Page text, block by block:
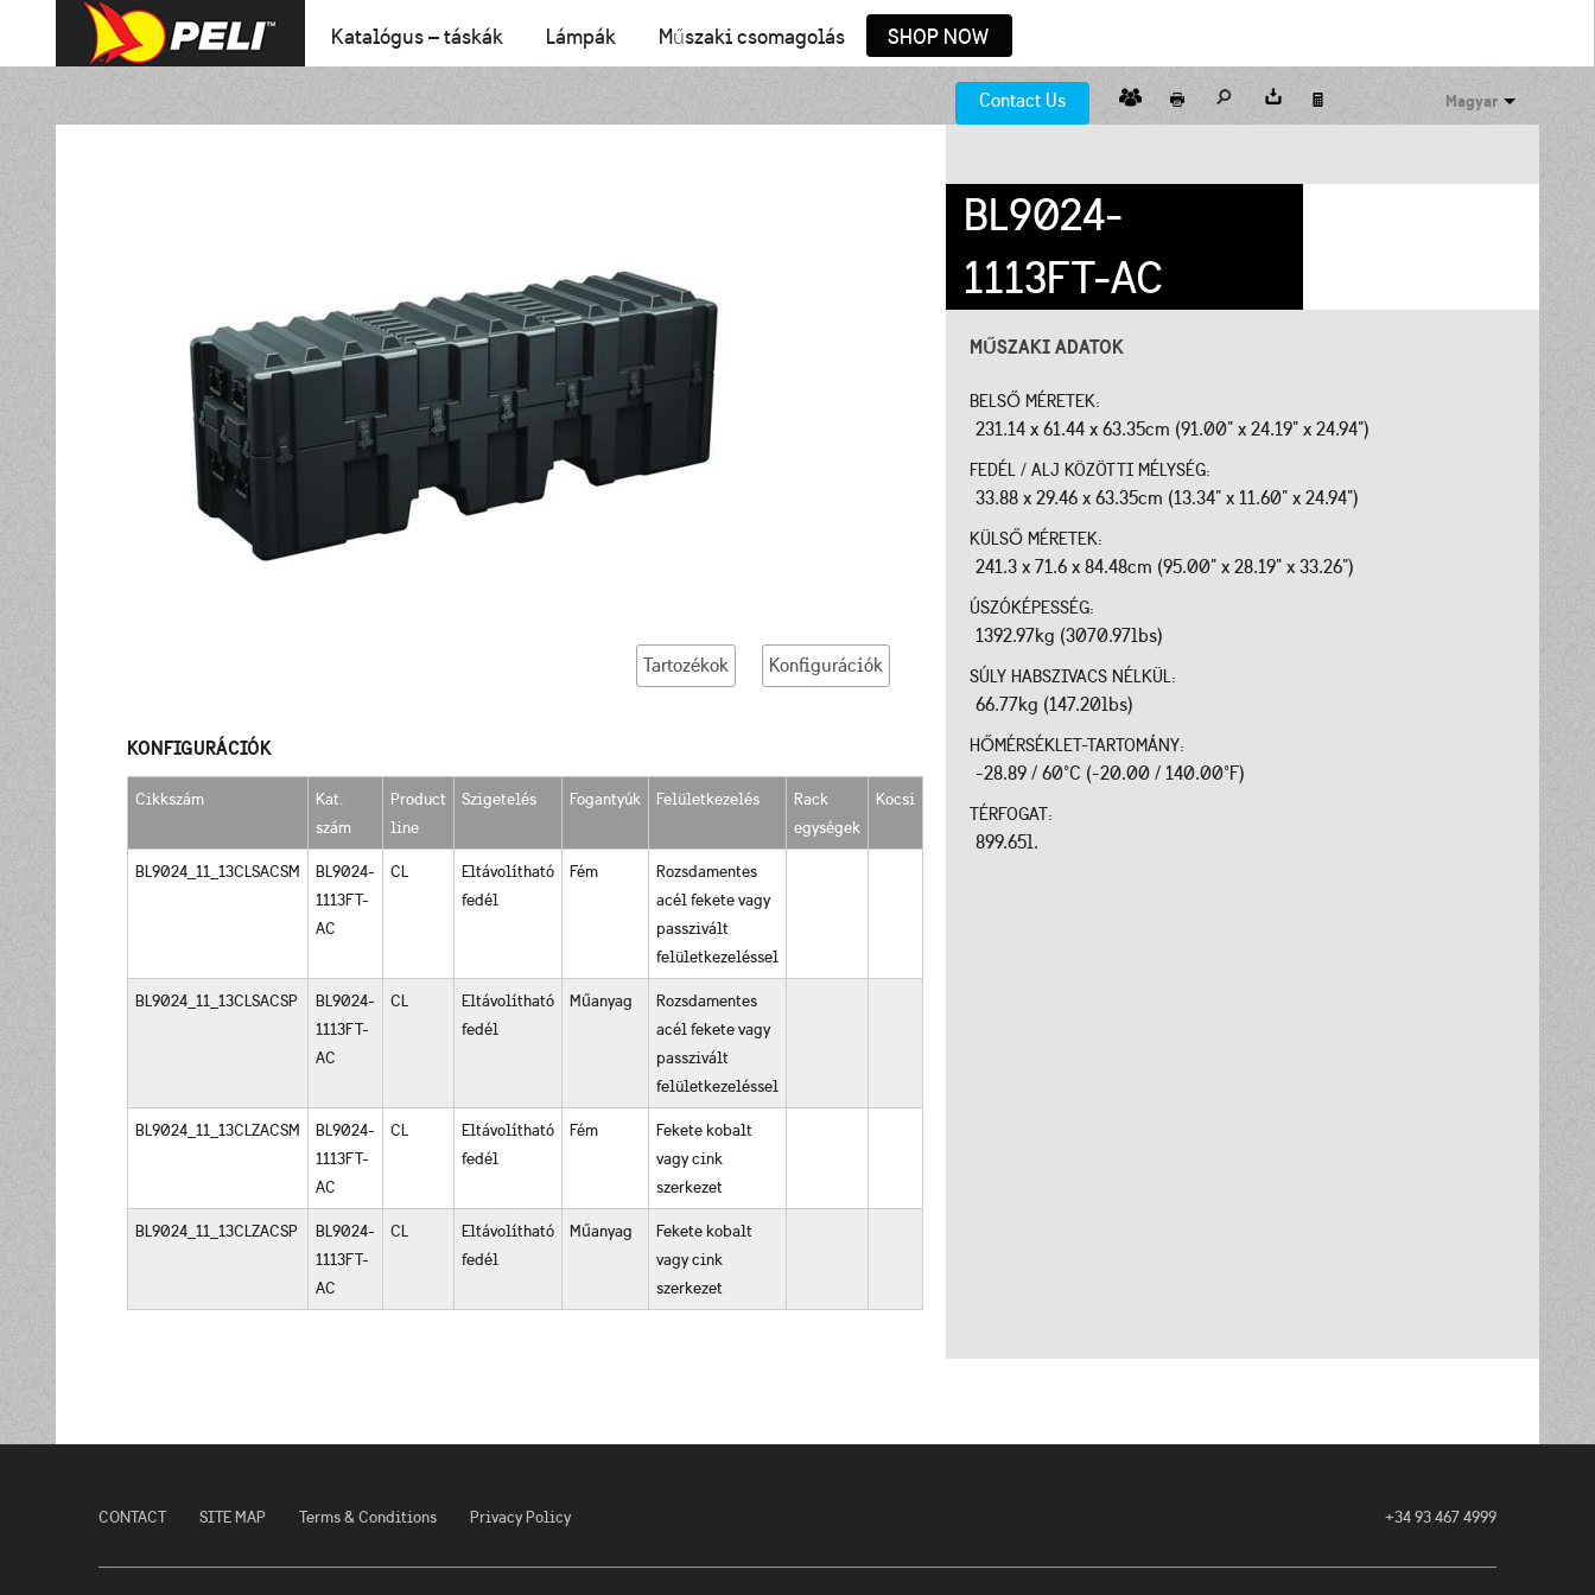
Katalógus – táskák Lámpák Műszaki csomagolás SHOP NOW
Contact Us Magyar
Tartozékok Konfigurációk
KONFIGURÁCIÓK
Cikkszám
Kat.
szám
Product
line
Szigetelés Fogantyúk Felületkezelés
Rack
egységek
Kocsi
BL9024_11_13CLSACSM
BL9024-
1113FT-
AC
CL
Eltávolítható
fedél
Fém
Rozsdamentes
acél fekete vagy
passzivált
felületkezeléssel
BL9024_11_13CLSACSP
BL9024-
1113FT-
AC
CL
Eltávolítható
fedél
Műanyag
Rozsdamentes
acél fekete vagy
passzivált
felületkezeléssel
BL9024_11_13CLZACSM
BL9024-
1113FT-
AC
CL
Eltávolítható
fedél
Fém
Fekete kobalt
vagy cink
szerkezet
BL9024_11_13CLZACSP
BL9024-
1113FT-
AC
CL
Eltávolítható
fedél
Műanyag
Fekete kobalt
vagy cink
szerkezet
BL9024-
1113FT-AC
MŰSZAKI ADATOK
BELSŐ MÉRETEK:
231.14 x 61.44 x 63.35cm (91.00" x 24.19" x 24.94")
FEDÉL / ALJ KÖZÖTTI MÉLYSÉG:
33.88 x 29.46 x 63.35cm (13.34" x 11.60" x 24.94")
KÜLSŐ MÉRETEK:
241.3 x 71.6 x 84.48cm (95.00" x 28.19" x 33.26")
ÚSZÓKÉPESSÉG:
1392.97kg (3070.97lbs)
SÚLY HABSZIVACS NÉLKÜL:
66.77kg (147.20lbs)
HŐMÉRSÉKLET-TARTOMÁNY:
-28.89 / 60°C (-20.00 / 140.00°F)
TÉRFOGAT:
899.65l.
CONTACT SITE MAP Terms & Conditions Privacy Policy +34 93 467 4999